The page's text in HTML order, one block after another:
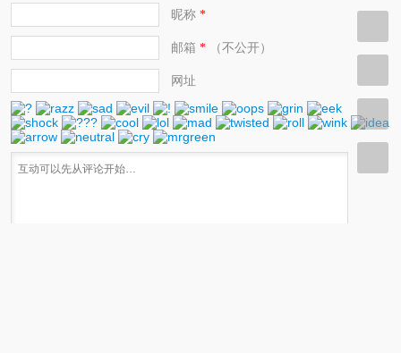
昵称*
邮箱 *（不公开）
网址